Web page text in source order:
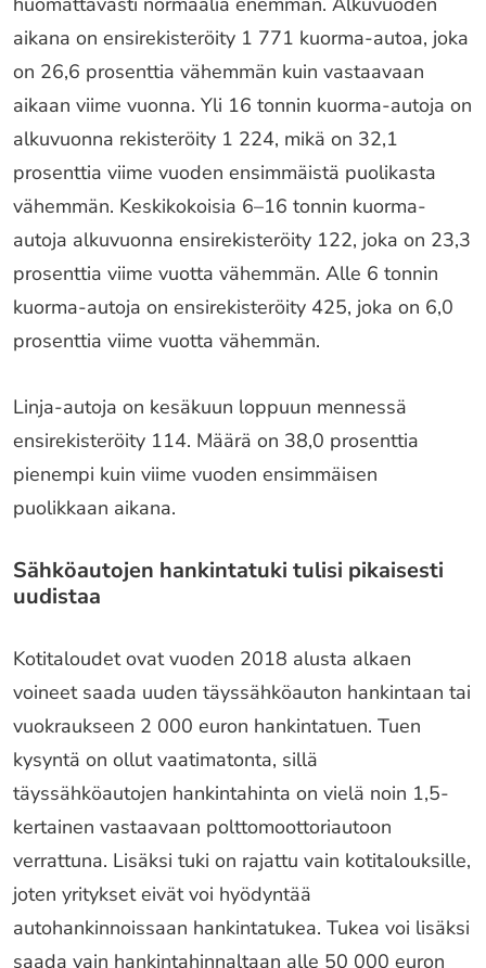
aikana on ensirekisteröity 1 771 kuorma-autoa, joka
on 26,6 prosenttia vähemmän kuin vastaavaan
aikaan viime vuonna. Yli 16 tonnin kuorma-autoja on
alkuvuonna rekisteröity 1 224, mikä on 32,1
prosenttia viime vuoden ensimmäistä puolikasta
vähemmän. Keskikokoisia 6–16 tonnin kuorma-
autoja alkuvuonna ensirekisteröity 122, joka on 23,3
prosenttia viime vuotta vähemmän. Alle 6 tonnin
kuorma-autoja on ensirekisteröity 425, joka on 6,0
prosenttia viime vuotta vähemmän.
Linja-autoja on kesäkuun loppuun mennessä
ensirekisteröity 114. Määrä on 38,0 prosenttia
pienempi kuin viime vuoden ensimmäisen
puolikkaan aikana.
Sähköautojen hankintatuki tulisi pikaisesti
uudistaa
Kotitaloudet ovat vuoden 2018 alusta alkaen
voineet saada uuden täyssähköauton hankintaan tai
vuokraukseen 2 000 euron hankintatuen. Tuen
kysyntä on ollut vaatimatonta, sillä
täyssähköautojen hankintahinta on vielä noin 1,5-
kertainen vastaavaan polttomoottoriautoon
verrattuna. Lisäksi tuki on rajattu vain kotitalouksille,
joten yritykset eivät voi hyödyntää
autohankinnoissaan hankintatukea. Tukea voi lisäksi
saada vain hankintahinnaltaan alle 50 000 euron